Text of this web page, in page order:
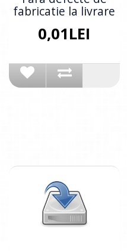
fabricatie la livrare
0,01LEI